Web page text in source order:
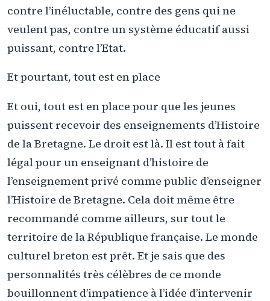
contre l’inéluctable, contre des gens qui ne
veulent pas, contre un système éducatif aussi
puissant, contre l’Etat.
Et pourtant, tout est en place
Et oui, tout est en place pour que les jeunes
puissent recevoir des enseignements d’Histoire
de la Bretagne. Le droit est là. Il est tout à fait
légal pour un enseignant d’histoire de
l’enseignement privé comme public d’enseigner
l’Histoire de Bretagne. Cela doit même être
recommandé comme ailleurs, sur tout le
territoire de la République française. Le monde
culturel breton est prêt. Et je sais que des
personnalités très célèbres de ce monde
bouillonnent d’impatience à l’idée d’intervenir